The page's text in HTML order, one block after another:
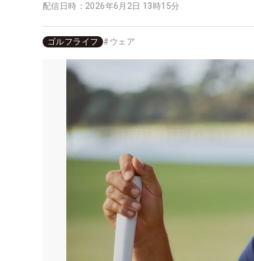
配信日時： 2026年6月2日 13時15分
ゴルフライフ #ウェア